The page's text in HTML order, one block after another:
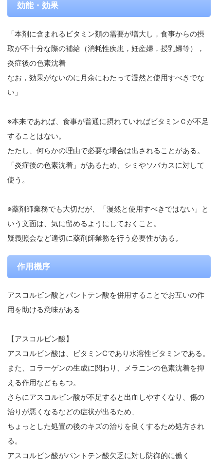
効能・効果
「本剤に含まれるビタミン類の需要が増大し，食事からの摂
取が不十分な際の補給（消耗性疾患，妊産婦，授乳婦等），
炎症後の色素沈着
なお，効果がないのに月余にわたって漫然と使用すべきでな
い」
※本来であれば、食事が普通に摂れていればビタミンＣが不足
することはない。
たたし、何らかの理由で必要な場合は出されることがある。
「炎症後の色素沈着」があるため、シミやソバカスに対して
使う。
※薬剤師業務でも大切だが、「漫然と使用すべきではない」と
いう文面は、気に留めるようにしておくこと。
疑義照会など適切に薬剤師業務を行う必要性がある。
作用機序
アスコルビン酸とパントテン酸を併用することでお互いの作
用を助ける意味がある
【アスコルビン酸】
アスコルビン酸は、ビタミンCであり水溶性ビタミンである。
また、コラーゲンの生成に関わり、メラニンの色素沈着を抑
える作用などももつ。
さらにアスコルビン酸が不足すると出血しやすくなり、傷の
治りが悪くなるなどの症状が出るため、
ちょっとした処置の後のキズの治りを良くするため処方され
る。
アスコルビン酸がパントテン酸欠乏に対し防御的に働く